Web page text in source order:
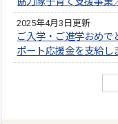
2025年4月3日更新
ご入学・ご進学おめで
ポート応援金を支給し